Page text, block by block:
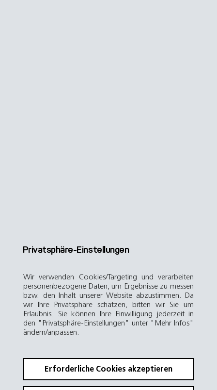
Privatsphäre-Einstellungen
Wir verwenden Cookies/Targeting und verarbeiten
personenbezogene Daten, um Ergebnisse zu messen
bzw. den Inhalt unserer Website abzustimmen. Da
wir Ihre Privatsphäre schätzen, bitten wir Sie um
Erlaubnis. Sie können Ihre Einwilligung jederzeit in
den "Privatsphäre-Einstellungen" unter "Mehr Infos"
ändern/anpassen.
Erforderliche Cookies akzeptieren